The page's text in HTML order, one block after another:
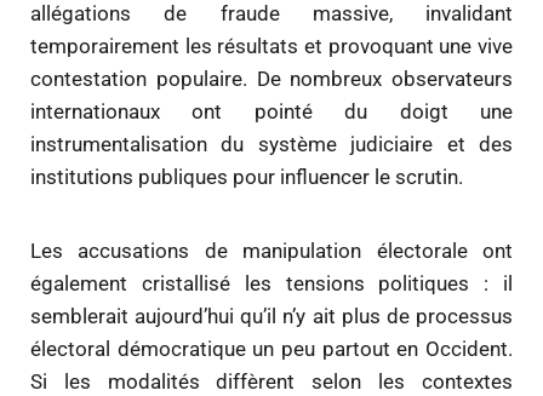
allégations de fraude massive, invalidant
temporairement les résultats et provoquant une vive
contestation populaire. De nombreux observateurs
internationaux ont pointé du doigt une
instrumentalisation du système judiciaire et des
institutions publiques pour influencer le scrutin.
Les accusations de manipulation électorale ont
également cristallisé les tensions politiques : il
semblerait aujourd’hui qu’il n’y ait plus de processus
électoral démocratique un peu partout en Occident.
Si les modalités diffèrent selon les contextes